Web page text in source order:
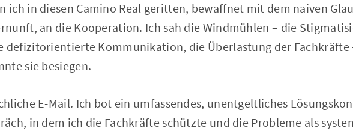
ich in diesen Camino Real geritten, bewaffnet mit dem naiven
an die Kooperation. Ich sah die Windmühlen – die
defizitorientierte Kommunikation, die Überlastung der Fachkräfte
sie besiegen.
E-Mail. Ich bot ein umfassendes, unentgeltliches
in dem ich die Fachkräfte schützte und die Probleme als